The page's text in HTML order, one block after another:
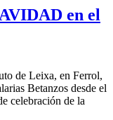
en el
de Leixa, en Ferrol,
Betanzos desde el
celebración de la